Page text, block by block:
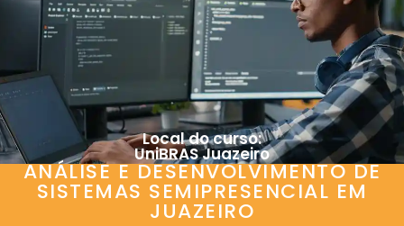
Local do curso:
UniBRAS Juazeiro
ANÁLISE E DESENVOLVIMENTO DE
SISTEMAS SEMIPRESENCIAL EM
JUAZEIRO